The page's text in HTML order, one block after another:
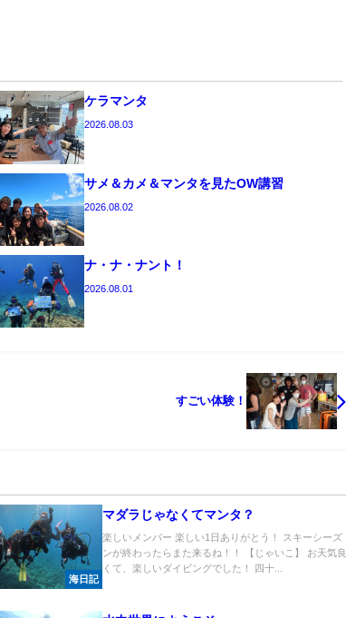
ケラマンタ
2026.08.03
サメ＆カメ＆マンタを見たOW講習
2026.08.02
ナ・ナ・ナント！
2026.08.01
すごい体験！
海日記
マダラじゃなくてマンタ？
楽しいメンバー 楽しい1日ありがとう！ スキーシーズ
ンが終わったらまた来るね！！ 【じゃいこ】 お天気良
くて、楽しいダイビングでした！ 四十...